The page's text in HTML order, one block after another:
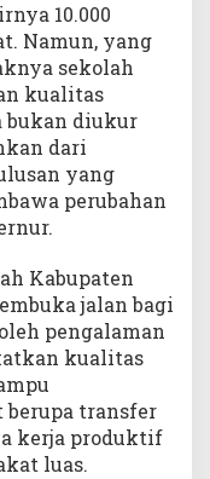
10.000
Namun, yang
sekolah
kualitas
bukan diukur
dari
yang
perubahan
Kabupaten
jalan bagi
pengalaman
kualitas
transfer
kerja produktif
luas.